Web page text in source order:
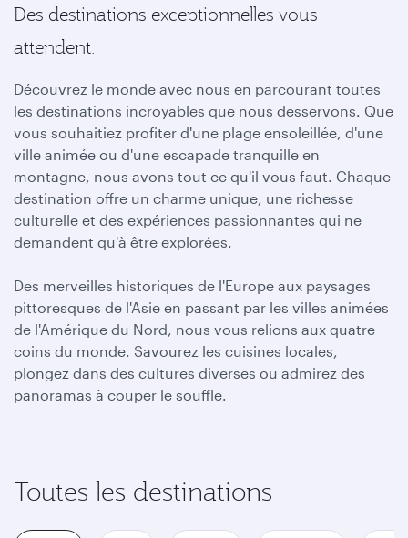
Des destinations exceptionnelles vous
attendent.
Découvrez le monde avec nous en parcourant toutes
les destinations incroyables que nous desservons. Que
vous souhaitiez profiter d'une plage ensoleillée, d'une
ville animée ou d'une escapade tranquille en
montagne, nous avons tout ce qu'il vous faut. Chaque
destination offre un charme unique, une richesse
culturelle et des expériences passionnantes qui ne
demandent qu'à être explorées.
Des merveilles historiques de l'Europe aux paysages
pittoresques de l'Asie en passant par les villes animées
de l'Amérique du Nord, nous vous relions aux quatre
coins du monde. Savourez les cuisines locales,
plongez dans des cultures diverses ou admirez des
panoramas à couper le souffle.
Toutes les destinations